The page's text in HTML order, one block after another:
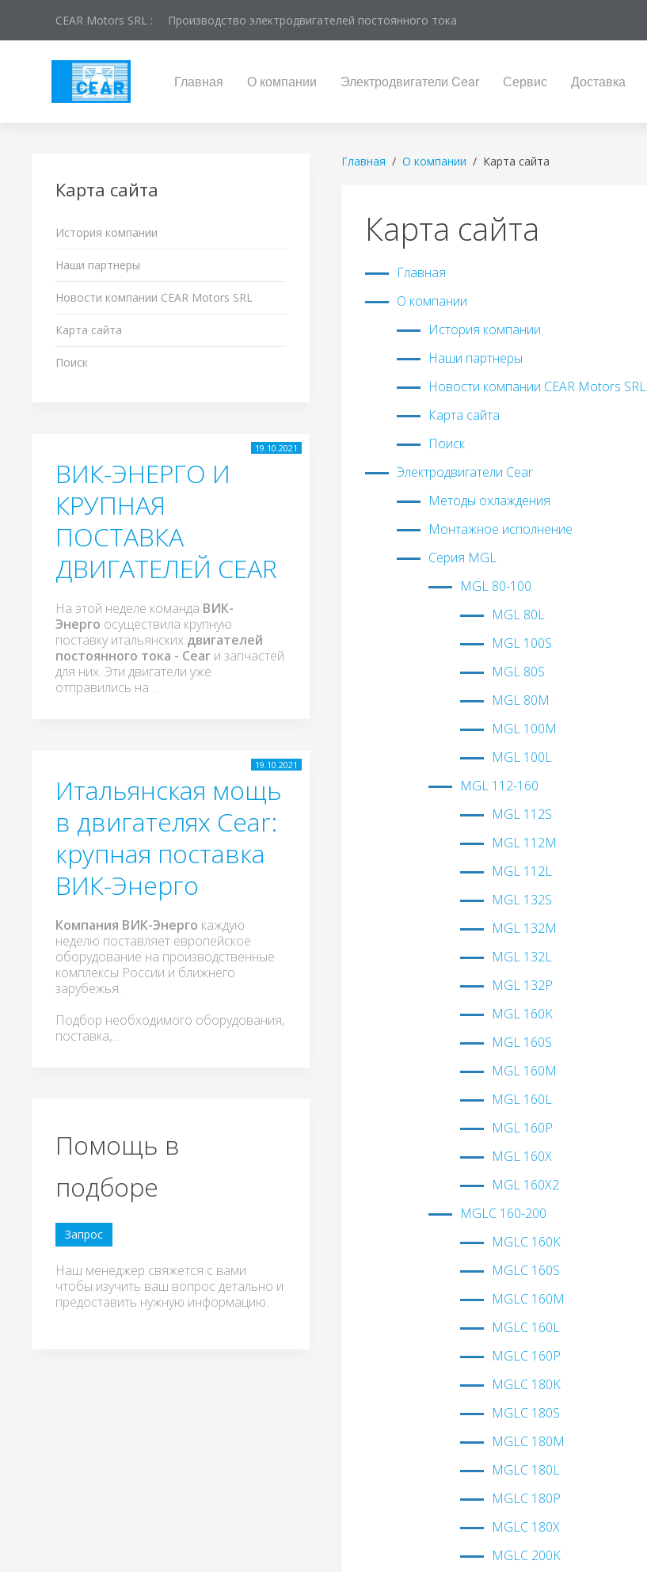
CEAR Motors SRL : Производство электродвигателей постоянного тока
Главная О компании Электродвигатели Cear Сервис Доставка
Карта сайта
История компании
Наши партнеры
Новости компании CEAR Motors SRL
Карта сайта
Поиск
19.10.2021
ВИК-ЭНЕРГО И
КРУПНАЯ
ПОСТАВКА
ДВИГАТЕЛЕЙ CEAR
На этой неделе команда ВИК-
Энерго осуществила крупную
поставку итальянских двигателей
постоянного тока - Cear и запчастей
для них. Эти двигатели уже
отправились на…
19.10.2021
Итальянская мощь
в двигателях Cear:
крупная поставка
ВИК-Энерго
Компания ВИК-Энерго каждую
неделю поставляет европейское
оборудование на производственные
комплексы России и ближнего
зарубежья.
Подбор необходимого оборудования,
поставка,…
Помощь в
подборе
Запрос
Наш менеджер свяжется с вами
чтобы изучить ваш вопрос детально и
предоставить нужную информацию.
Главная О компании Карта сайта
Карта сайта
Главная
О компании
История компании
Наши партнеры
Новости компании CEAR Motors SRL
Карта сайта
Поиск
Электродвигатели Cear
Методы охлаждения
Монтажное исполнение
Серия MGL
MGL 80-100
MGL 80L
MGL 100S
MGL 80S
MGL 80M
MGL 100M
MGL 100L
MGL 112-160
MGL 112S
MGL 112M
MGL 112L
MGL 132S
MGL 132M
MGL 132L
MGL 132P
MGL 160K
MGL 160S
MGL 160M
MGL 160L
MGL 160P
MGL 160X
MGL 160X2
MGLС 160-200
MGLC 160K
MGLC 160S
MGLC 160M
MGLC 160L
MGLC 160P
MGLC 180K
MGLC 180S
MGLC 180M
MGLC 180L
MGLC 180P
MGLC 180X
MGLC 200K